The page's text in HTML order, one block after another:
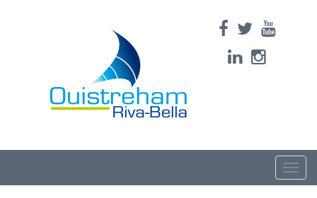
Toggle